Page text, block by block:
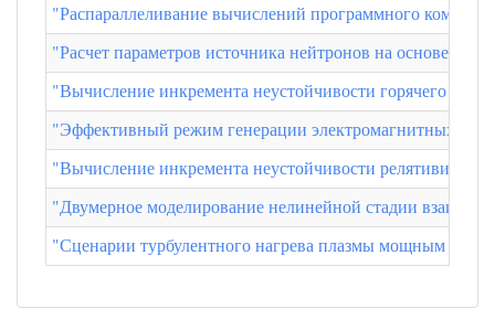
"Распараллеливание вычислений программного
"Расчет параметров источника нейтронов на основе
"Вычисление инкремента неустойчивости горячего
"Эффективный режим генерации электромагнитных
"Вычисление инкремента неустойчивости
"Двумерное моделирование нелинейной стадии
"Сценарии турбулентного нагрева плазмы мощным